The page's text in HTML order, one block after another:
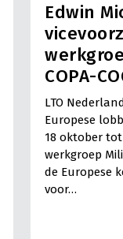
Edwin
COPA-
LTO
Europese
18 oktober
werkgroep
de Europese
voor…